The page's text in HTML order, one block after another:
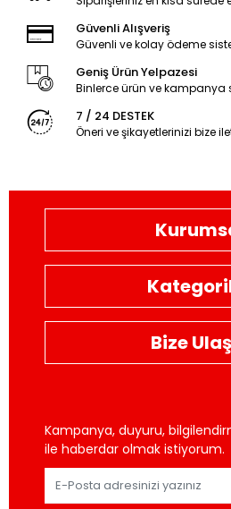
Güvenli Alışveriş
Güvenli ve kolay ödeme
Geniş Ürün Yelpazesi
Binlerce ürün ve kampanya
7 / 24 DESTEK
Öneri ve şikayetlerinizi bize
Bize
Kampanya, duyuru,
ile haberdar olmak istiyorum.